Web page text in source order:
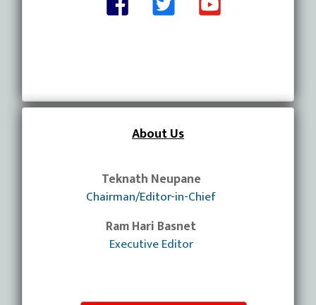
About Us
Teknath Neupane
Chairman/Editor-in-Chief
Ram Hari Basnet
Executive Editor